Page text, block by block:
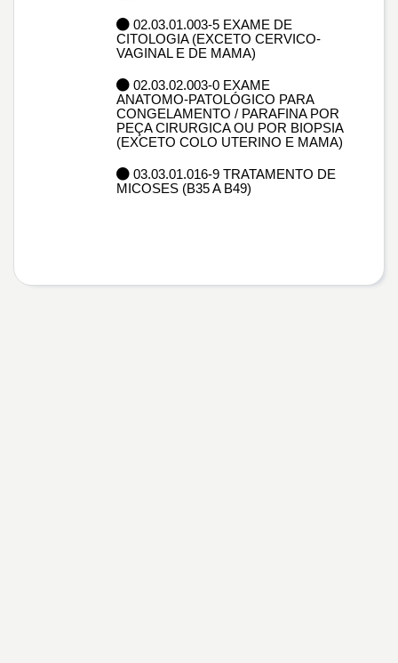
02.03.01.003-5 EXAME DE
CITOLOGIA (EXCETO CERVICO-
VAGINAL E DE MAMA)
02.03.02.003-0 EXAME
ANATOMO-PATOLÓGICO PARA
CONGELAMENTO / PARAFINA POR
PEÇA CIRURGICA OU POR BIOPSIA
(EXCETO COLO UTERINO E MAMA)
03.03.01.016-9 TRATAMENTO DE
MICOSES (B35 A B49)